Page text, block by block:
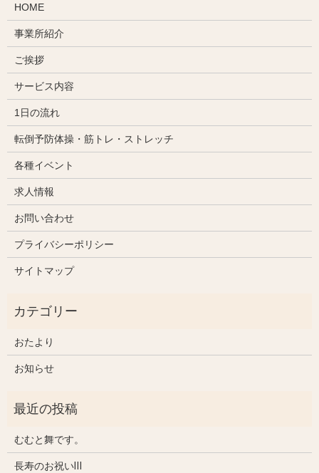
HOME
事業所紹介
ご挨拶
サービス内容
1日の流れ
転倒予防体操・筋トレ・ストレッチ
各種イベント
求人情報
お問い合わせ
プライバシーポリシー
サイトマップ
おたより
お知らせ
むむと舞です。
長寿のお祝いⅢ